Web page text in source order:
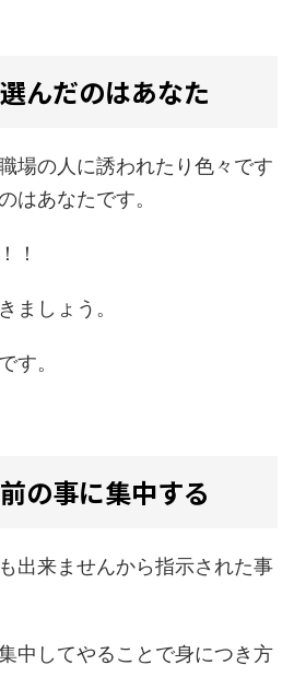
んだのはあなた
場の人に誘われたり色々です
はあなたです。
！
ましょう。
す。
の事に集中する
出来ませんから指示された事
中してやることで身につき方